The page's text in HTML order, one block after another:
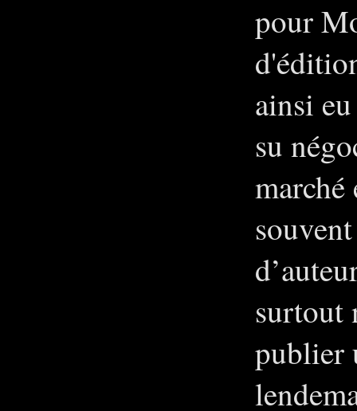
pour
ainsi
su
marché
surtout
publier